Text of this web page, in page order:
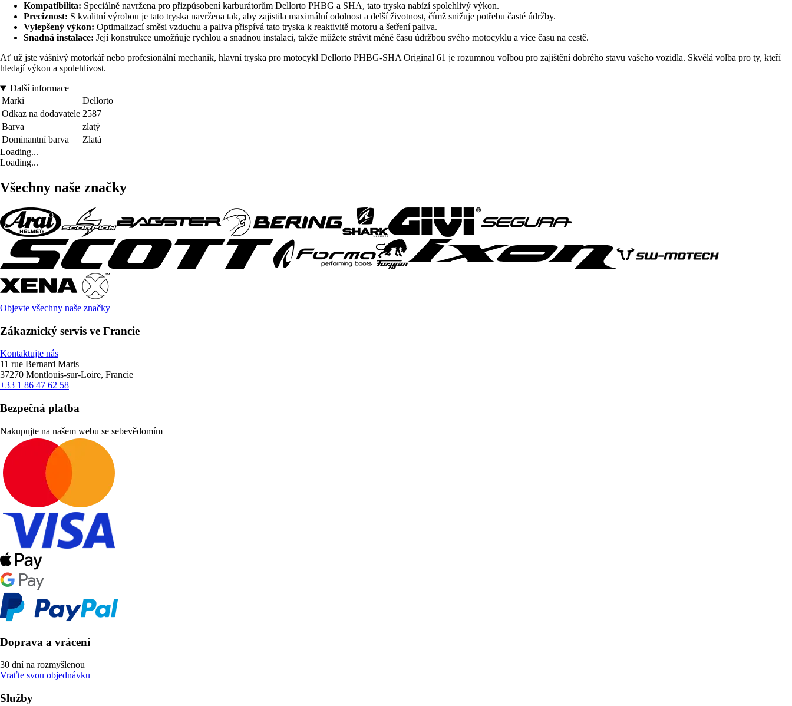
Kompatibilita: Speciálně navržena pro přizpůsobení karburátorům Dellorto PHBG a SHA, tato tryska nabízí spolehlivý výkon.
Preciznost: S kvalitní výrobou je tato tryska navržena tak, aby zajistila maximální odolnost a delší životnost, čímž snižuje potřebu časté údržby.
Vylepšený výkon: Optimalizací směsi vzduchu a paliva přispívá tato tryska k reaktivitě motoru a šetření paliva.
Snadná instalace: Její konstrukce umožňuje rychlou a snadnou instalaci, takže můžete strávit méně času údržbou svého motocyklu a více času na cestě.
Ať už jste vášnivý motorkář nebo profesionální mechanik, hlavní tryska pro motocykl Dellorto PHBG-SHA Original 61 je rozumnou volbou pro zajištění dobrého stavu vašeho vozidla. Skvělá volba pro ty, kteří
hledají výkon a spolehlivost.
Další informace
Marki
Dellorto
Odkaz na dodavatele 2587
Barva
zlatý
Dominantní barva
Zlatá
Loading...
Loading...
Všechny naše značky
Objevte všechny naše značky
Zákaznický servis ve Francie
Kontaktujte nás
11 rue Bernard Maris
37270 Montlouis-sur-Loire, Francie
+33 1 86 47 62 58
Bezpečná platba
Nakupujte na našem webu se sebevědomím
Doprava a vrácení
30 dní na rozmyšlenou
Vraťte svou objednávku
Služby